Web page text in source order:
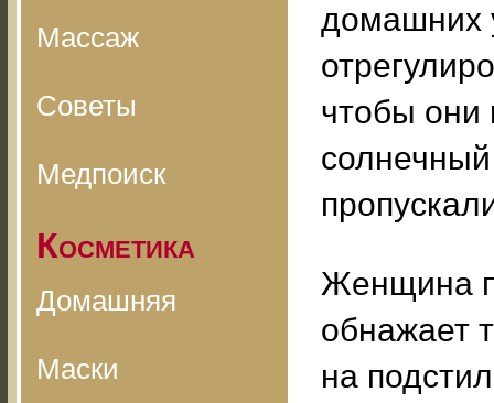
Массаж
Советы
Медпоиск
Косметика
Домашняя
Маски
домашних
чтобы они
Женщина
обнажает
на